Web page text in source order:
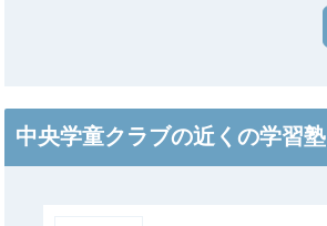
中央学童クラブの近くの学習塾